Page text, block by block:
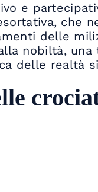
e
che
delle
nobiltà,
delle realtà